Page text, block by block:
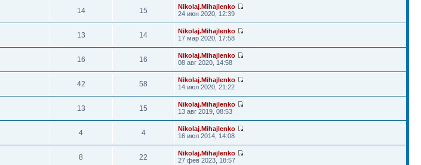
14 15
Nikolaj.Mihajlenko
24 июн 2020, 12:39
13 14
Nikolaj.Mihajlenko
17 мар 2020, 17:58
16 16
Nikolaj.Mihajlenko
08 авг 2020, 14:58
42 58
Nikolaj.Mihajlenko
14 июл 2020, 21:22
13 15
Nikolaj.Mihajlenko
13 авг 2019, 08:53
4 4
Nikolaj.Mihajlenko
16 июл 2014, 14:08
8 22
Nikolaj.Mihajlenko
27 фев 2023, 18:57